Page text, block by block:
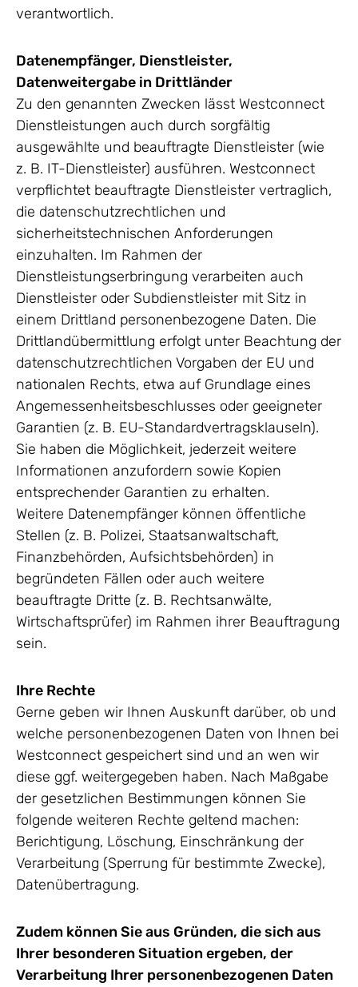
verantwortlich.
Datenempfänger, Dienstleister,
Datenweitergabe in Drittländer
Zu den genannten Zwecken lässt Westconnect
Dienstleistungen auch durch sorgfältig
ausgewählte und beauftragte Dienstleister (wie
z. B. IT-Dienstleister) ausführen. Westconnect
verpflichtet beauftragte Dienstleister vertraglich,
die datenschutzrechtlichen und
sicherheitstechnischen Anforderungen
einzuhalten. Im Rahmen der
Dienstleistungserbringung verarbeiten auch
Dienstleister oder Subdienstleister mit Sitz in
einem Drittland personenbezogene Daten. Die
Drittlandübermittlung erfolgt unter Beachtung der
datenschutzrechtlichen Vorgaben der EU und
nationalen Rechts, etwa auf Grundlage eines
Angemessenheitsbeschlusses oder geeigneter
Garantien (z. B. EU-Standardvertragsklauseln).
Sie haben die Möglichkeit, jederzeit weitere
Informationen anzufordern sowie Kopien
entsprechender Garantien zu erhalten.
Weitere Datenempfänger können öffentliche
Stellen (z. B. Polizei, Staatsanwaltschaft,
Finanzbehörden, Aufsichtsbehörden) in
begründeten Fällen oder auch weitere
beauftragte Dritte (z. B. Rechtsanwälte,
Wirtschaftsprüfer) im Rahmen ihrer Beauftragung
sein.
Ihre Rechte
Gerne geben wir Ihnen Auskunft darüber, ob und
welche personenbezogenen Daten von Ihnen bei
Westconnect gespeichert sind und an wen wir
diese ggf. weitergegeben haben. Nach Maßgabe
der gesetzlichen Bestimmungen können Sie
folgende weiteren Rechte geltend machen:
Berichtigung, Löschung, Einschränkung der
Verarbeitung (Sperrung für bestimmte Zwecke),
Datenübertragung.
Zudem können Sie aus Gründen, die sich aus
Ihrer besonderen Situation ergeben, der
Verarbeitung Ihrer personenbezogenen Daten